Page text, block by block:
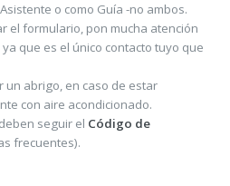
o como Guía -no ambos.
el formulario, pon mucha atención
que es el único contacto tuyo que
un abrigo, en caso de estar
con aire acondicionado.
seguir el Código de
frecuentes).